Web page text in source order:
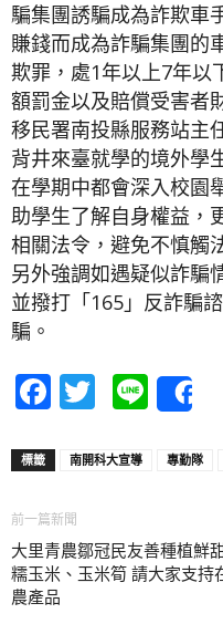
騙集團誘騙成為詐欺車
賺錢而成為詐騙集團的
欺罪，處1年以上7年以
額罰金以及賠償受害者
移民署南投縣服務站主
背井來臺就學的境外學
在學期中都會深入校園
助學生了解自身權益，
相關法令，避免不慎觸
另外強調如遇疑似詐騙
並撥打「165」反詐騙
騙。
Facebook
Twitter
Line
標籤 南開科大宣導 專勤隊
前一篇新聞
大里青農鄒冠民友善種植鮮
糯玉米、玉米筍 請大家支持
農產品